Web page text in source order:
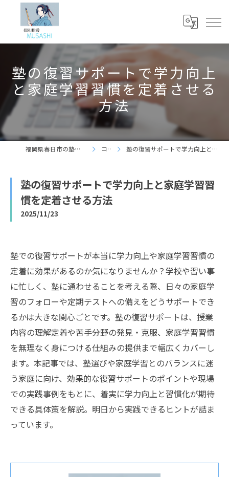
塾の復習サポートで学力向上
と家庭学習習慣を定着させる
方法
福岡県春日市の塾なら個別指導 夢咲志塾 コラム 塾の復習サポートで学力向上と家庭学習習慣を定着させる方法
塾の復習サポートで学力向上と家庭学習習
慣を定着させる方法
2025/11/23
塾での復習サポートが本当に学力向上や家庭学習習慣の
定着に効果があるのか気になりませんか？学校や習い事
に忙しく、塾に通わせることを考える際、日々の家庭学
習のフォローや定期テストへの備えをどうサポートでき
るかは大きな関心ごとです。塾の復習サポートは、授業
内容の理解定着や苦手分野の発見・克服、家庭学習習慣
を無理なく身につける仕組みの提供まで幅広くカバーし
ます。本記事では、塾選びや家庭学習とのバランスに迷
う家庭に向け、効果的な復習サポートのポイントや現場
での実践事例をもとに、着実に学力向上と習慣化が期待
できる具体策を解説。明日から実践できるヒントが詰ま
っています。